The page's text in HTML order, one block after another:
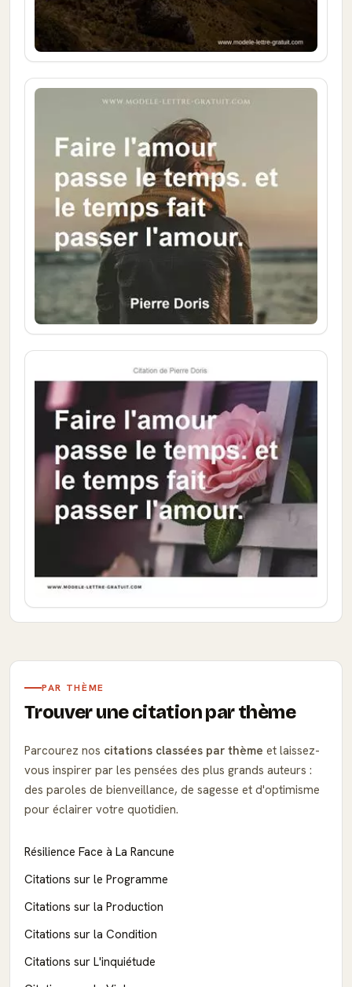
PAR THÈME
Trouver une citation par thème
Parcourez nos citations classées par thème et laissez-
vous inspirer par les pensées des plus grands auteurs :
des paroles de bienveillance, de sagesse et d'optimisme
pour éclairer votre quotidien.
Résilience Face à La Rancune
Citations sur le Programme
Citations sur la Production
Citations sur la Condition
Citations sur L'inquiétude